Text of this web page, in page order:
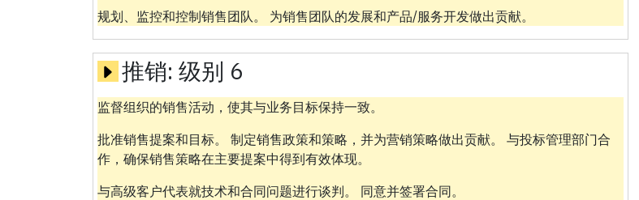
规划、监控和控制销售团队。 为销售团队的发展和产品/服务开发做出贡献。
推销: 级别 6
监督组织的销售活动，使其与业务目标保持一致。
批准销售提案和目标。 制定销售政策和策略，并为营销策略做出贡献。 与投标管理部门合
作，确保销售策略在主要提案中得到有效体现。
与高级客户代表就技术和合同问题进行谈判。 同意并签署合同。